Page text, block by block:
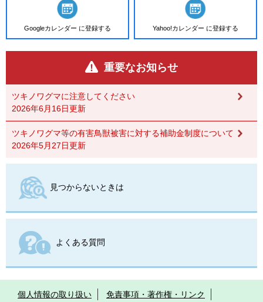
Googleカレンダー に登録する Yahoo!カレンダー に登録する
重要なお知らせ
ツキノワグマに注意してください
2026年6月16日更新
ツキノワグマ等の有害鳥獣被害に対する補助金制度について
2026年5月27日更新
見つからないときは
よくある質問
個人情報の取り扱い
免責事項・著作権・リンク